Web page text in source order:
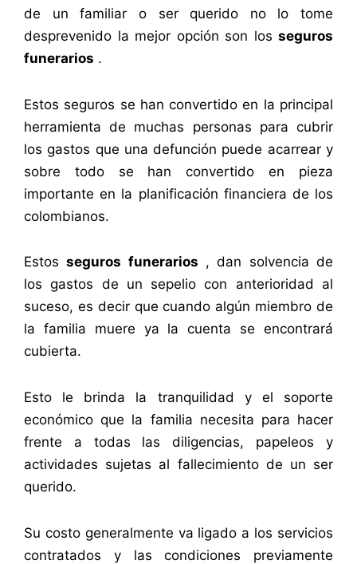
de un familiar o ser querido no lo tome
desprevenido la mejor opción son los seguros
funerarios .
Estos seguros se han convertido en la principal
herramienta de muchas personas para cubrir
los gastos que una defunción puede acarrear y
sobre todo se han convertido en pieza
importante en la planificación financiera de los
colombianos.
Estosseguros funerarios , dan solvencia de
los gastos de un sepelio con anterioridad al
suceso, es decir que cuando algún miembro de
la familia muere ya la cuenta se encontrará
cubierta.
Esto le brinda la tranquilidad y el soporte
económico que la familia necesita para hacer
frente a todas las diligencias, papeleos y
actividades sujetas al fallecimiento de un ser
querido.
Su costo generalmente va ligado a los servicios
contratados y las condiciones previamente